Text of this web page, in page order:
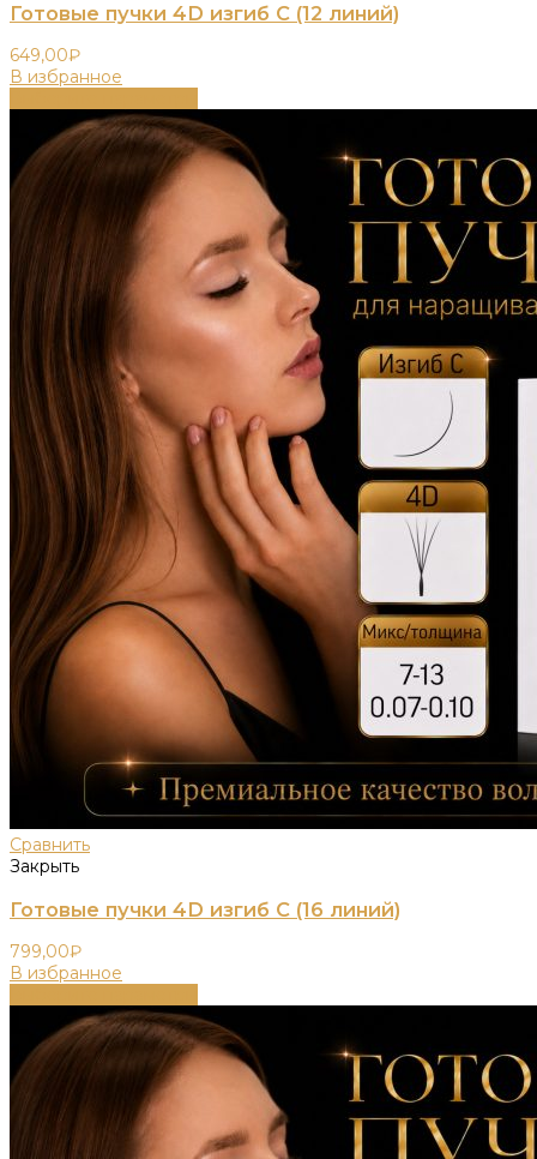
Готовые пучки 4D изгиб C (12 линий)
649,00₽
В избранное
Сравнить
Закрыть
Готовые пучки 4D изгиб C (16 линий)
799,00₽
В избранное